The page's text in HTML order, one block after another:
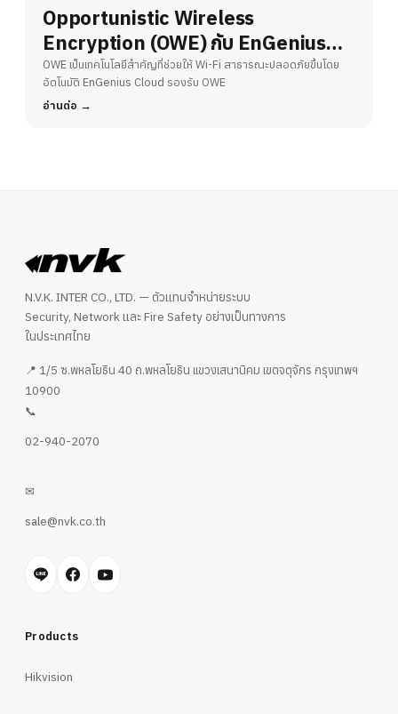
Opportunistic Wireless
Encryption (OWE) กับ EnGenius
Cloud – ยกระดับความปลอดภัย Wi-Fi
สาธารณะ
OWE เป็นเทคโนโลยีสำคัญที่ช่วยให้ Wi-Fi สาธารณะปลอดภัยขึ้นโดย
อัตโนมัติ EnGenius Cloud รองรับ OWE
อ่านต่อ
N.V.K. INTER CO., LTD. — ตัวแทนจำหน่ายระบบ
Security, Network และ Fire Safety อย่างเป็นทางการ
ในประเทศไทย
📍 1/5 ซ.พหลโยธิน 40 ถ.พหลโยธิน แขวงเสนานิคม เขตจตุจักร กรุงเทพฯ
10900
📞
02-940-2070
✉
sale@nvk.co.th
Products
Hikvision